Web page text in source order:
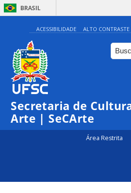
BRASIL
ACESSIBILIDADE ALTO CONTRASTE
Secretaria de
Arte | SeCArte
Área Restrita
0:00
1:00